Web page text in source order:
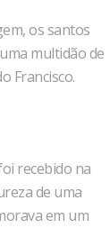
os santos
multidão de
Francisco.
recebido na
de uma
em um